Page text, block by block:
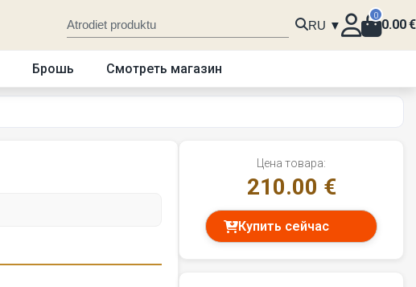
RU ▼
0
0.00€
Брошь Смотреть магазин
Цена товара:
210.00 €
Купить сейчас